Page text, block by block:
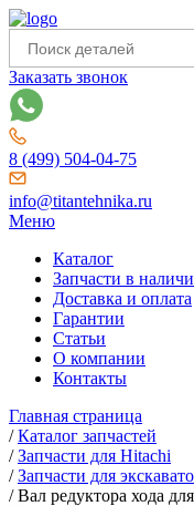
Заказать звонок
8 (499) 504-04-75
info@titantehnika.ru
Меню
Каталог
Запчасти в
Доставка и оплата
Гарантии
Статьи
О компании
Контакты
Главная страница
/Каталог запчастей
/Запчасти для Hitachi
/Запчасти для
/Вал редуктора хода